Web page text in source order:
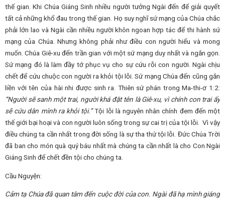
thế gian. Khi Chúa Giáng Sinh nhiều người tưởng Ngài đến để giải quyết
tất cả những khổ đau trong thế gian. Họ suy nghĩ sứ mạng của Chúa chắc
phải lớn lao và Ngài cần nhiều người khôn ngoan hợp tác để thi hành sứ
mạng của Chúa. Nhưng không phải như điều con người hiểu và mong
muốn. Chúa Giê-xu đến trần gian với một sứ mạng duy nhất và ngắn gọn.
Sứ mạng đó là làm đầy tớ phục vụ cho sự cứu rỗi con người. Ngài chịu
chết để cứu chuộc con người ra khỏi tội lỗi. Sứ mạng Chúa đến cũng gắn
liền với tên của hài nhi được sinh ra. Thiên sứ phán trong Ma-thi-ơ 1:2:
“Người sẽ sanh một trai, người khá đặt tên là Giê-xu, vì chính con trai ấy
sẽ cứu dân mình ra khỏi tội.”Tội lỗi là nguyên nhân chính đem đến một
thế giới bại hoại và con người luôn sống trong sự cai trị của tội lỗi. Vì vậy
điều chúng ta cần nhất trong đời sống là sự tha thứ tội lỗi. Đức Chúa Trời
đã ban cho món quà quý báu nhất mà chúng ta cần nhất là cho Con Ngài
Giáng Sinh để chết đền tội cho chúng ta.
Cầu Nguyện:
Cảm tạ Chúa đã quan tâm đến cuộc đời của con. Ngài đã hạ mình giáng